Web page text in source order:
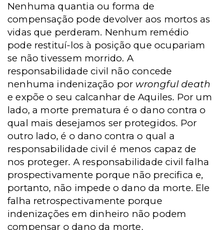
Nenhuma quantia ou forma de
compensação pode devolver aos mortos as
vidas que perderam. Nenhum remédio
pode restituí-los à posição que ocupariam
se não tivessem morrido. A
responsabilidade civil não concede
nenhuma indenização por wrongful death
e expõe o seu calcanhar de Aquiles. Por um
lado, a morte prematura é o dano contra o
qual mais desejamos ser protegidos. Por
outro lado, é o dano contra o qual a
responsabilidade civil é menos capaz de
nos proteger. A responsabilidade civil falha
prospectivamente porque não precifica e,
portanto, não impede o dano da morte. Ele
falha retrospectivamente porque
indenizações em dinheiro não podem
compensar o dano da morte.